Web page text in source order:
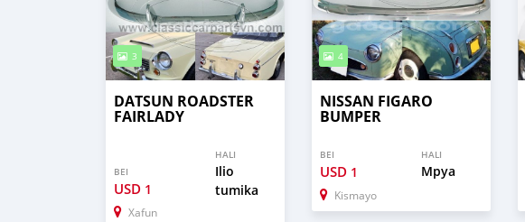
3
DATSUN ROADSTER
FAIRLADY
BEI
USD 1
HALI
Ilio
tumika
Xafun
4
NISSAN FIGARO
BUMPER
BEI
USD 1
HALI
Mpya
Kismayo